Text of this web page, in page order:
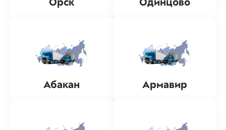
Абакан Армавир